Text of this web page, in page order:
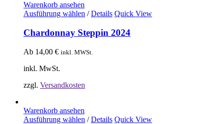
Warenkorb ansehen
Ausführung wählen / Details Quick View
Chardonnay Steppin 2024
Ab 14,00 € inkl. MWSt.
inkl. MwSt.
zzgl. Versandkosten
Warenkorb ansehen
Ausführung wählen / Details Quick View